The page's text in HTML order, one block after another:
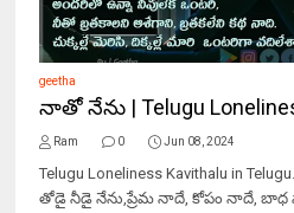
geetha
నాతో నేను | Telugu
Ram 0 Jun 08, 2024
Telugu Loneliness Kavithalu in
తోడై నీడై నేను,ప్రేమ నాదే, కోపం నాదే, బాధ